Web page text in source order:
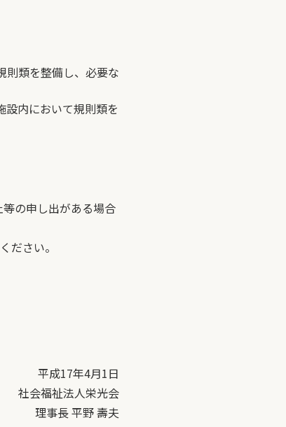
則類を整備し、必要な
内において規則類を
の申し出がある場合
ださい。
平成17年4月1日
社会福祉法人栄光会
理事長 平野 壽夫